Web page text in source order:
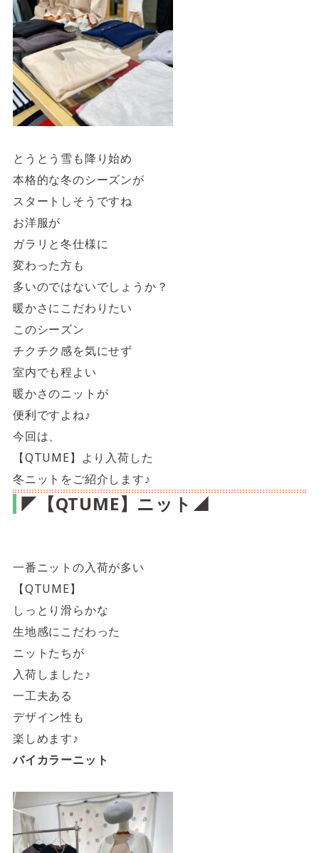
営業時間 10:00 ~ 23:00
施設案内を見る
とうとう雪も降り始め
本格的な冬のシーズンが
スタートしそうですね
お洋服が
ガラリと冬仕様に
変わった方も
多いのではないでしょうか？
暖かさにこだわりたい
このシーズン
チクチク感を気にせず
室内でも程よい
暖かさのニットが
便利ですよね♪
今回は、
【QTUME】より入荷した
冬ニットをご紹介します♪
◤【QTUME】ニット◢
一番ニットの入荷が多い
【QTUME】
しっとり滑らかな
生地感にこだわった
ニットたちが
入荷しました♪
一工夫ある
デザイン性も
楽しめます♪
バイカラーニット